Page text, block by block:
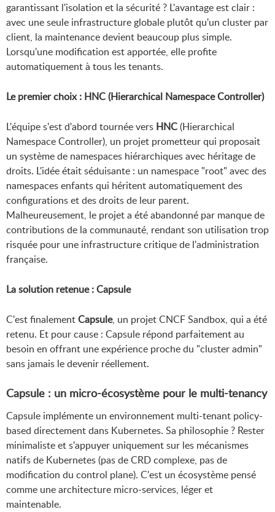
garantissant l'isolation et la sécurité ? L'avantage est clair :
avec une seule infrastructure globale plutôt qu'un cluster par
client, la maintenance devient beaucoup plus simple.
Lorsqu'une modification est apportée, elle profite
automatiquement à tous les tenants.
Le premier choix : HNC (Hierarchical Namespace Controller)
L'équipe s'est d'abord tournée vers HNC(Hierarchical
Namespace Controller), un projet prometteur qui proposait
un système de namespaces hiérarchiques avec héritage de
droits. L'idée était séduisante : un namespace "root" avec des
namespaces enfants qui héritent automatiquement des
configurations et des droits de leur parent.
Malheureusement, le projet a été abandonné par manque de
contributions de la communauté, rendant son utilisation trop
risquée pour une infrastructure critique de l'administration
française.
La solution retenue : Capsule
C'est finalementCapsule, un projet CNCF Sandbox, qui a été
retenu. Et pour cause : Capsule répond parfaitement au
besoin en offrant une expérience proche du "cluster admin"
sans jamais le devenir réellement.
Capsule : un micro-écosystème pour le multi-tenancy
Capsule implémente un environnement multi-tenant policy-
based directement dans Kubernetes. Sa philosophie ? Rester
minimaliste et s'appuyer uniquement sur les mécanismes
natifs de Kubernetes (pas de CRD complexe, pas de
modification du control plane). C'est un écosystème pensé
comme une architecture micro-services, léger et
maintenable.